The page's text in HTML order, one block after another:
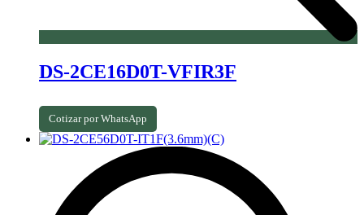
DS-2CE16D0T-VFIR3F
Cotizar por WhatsApp